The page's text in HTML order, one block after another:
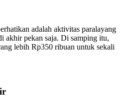
adalah aktivitas paralayang
akhir pekan saja. Di samping itu,
lebih Rp350 ribuan untuk sekali